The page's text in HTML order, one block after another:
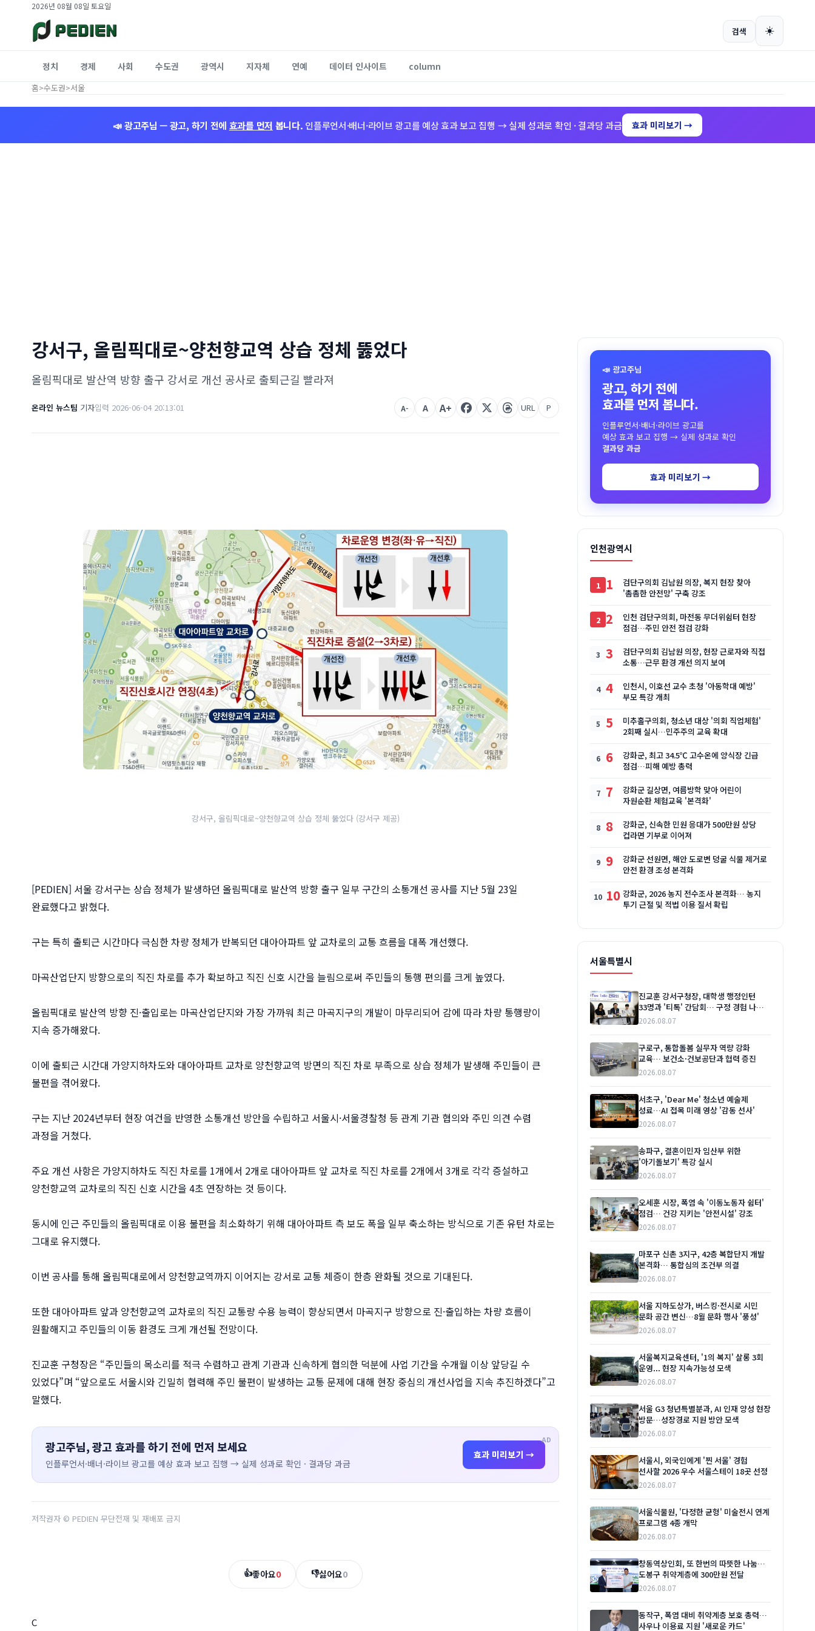
2026년 08월 08일 토요일
검색 ☀️
정치 경제 사회 수도권 광역시 지자체 연예 데이터 인사이트 column
홈>수도권>서울
📣 광고주님 — 광고, 하기 전에 효과를 먼저 봅니다. 인플루언서·배너·라이브 광고를 예상 효과 보고 집행 → 실제 성과로 확인 · 결과당 과금 효과 미리보기 →
강서구, 올림픽대로~양천향교역 상습 정체 뚫었다
올림픽대로 발산역 방향 출구 강서로 개선 공사로 출퇴근길 빨라져
온라인 뉴스팀 기자입력 2026-06-04 20:13:01 A- A A+ URL P
강서구, 올림픽대로~양천향교역 상습 정체 뚫었다 (강서구 제공)
[PEDIEN] 서울 강서구는 상습 정체가 발생하던 올림픽대로 발산역 방향 출구 일부 구간의 소통개선 공사를 지난 5월 23일
완료했다고 밝혔다.
구는 특히 출퇴근 시간마다 극심한 차량 정체가 반복되던 대아아파트 앞 교차로의 교통 흐름을 대폭 개선했다.
마곡산업단지 방향으로의 직진 차로를 추가 확보하고 직진 신호 시간을 늘림으로써 주민들의 통행 편의를 크게 높였다.
올림픽대로 발산역 방향 진·출입로는 마곡산업단지와 가장 가까워 최근 마곡지구의 개발이 마무리되어 감에 따라 차량 통행량이
지속 증가해왔다.
이에 출퇴근 시간대 가양지하차도와 대아아파트 교차로 양천향교역 방면의 직진 차로 부족으로 상습 정체가 발생해 주민들이 큰
불편을 겪어왔다.
구는 지난 2024년부터 현장 여건을 반영한 소통개선 방안을 수립하고 서울시·서울경찰청 등 관계 기관 협의와 주민 의견 수렴
과정을 거쳤다.
주요 개선 사항은 가양지하차도 직진 차로를 1개에서 2개로 대아아파트 앞 교차로 직진 차로를 2개에서 3개로 각각 증설하고
양천향교역 교차로의 직진 신호 시간을 4초 연장하는 것 등이다.
동시에 인근 주민들의 올림픽대로 이용 불편을 최소화하기 위해 대아아파트 측 보도 폭을 일부 축소하는 방식으로 기존 유턴 차로는
그대로 유지했다.
이번 공사를 통해 올림픽대로에서 양천향교역까지 이어지는 강서로 교통 체증이 한층 완화될 것으로 기대된다.
또한 대아아파트 앞과 양천향교역 교차로의 직진 교통량 수용 능력이 향상되면서 마곡지구 방향으로 진·출입하는 차량 흐름이
원활해지고 주민들의 이동 환경도 크게 개선될 전망이다.
진교훈 구청장은 “주민들의 목소리를 적극 수렴하고 관계 기관과 신속하게 협의한 덕분에 사업 기간을 수개월 이상 앞당길 수
있었다”며 “앞으로도 서울시와 긴밀히 협력해 주민 불편이 발생하는 교통 문제에 대해 현장 중심의 개선사업을 지속 추진하겠다”고
말했다.
AD
광고주님, 광고 효과를 하기 전에 먼저 보세요
인플루언서·배너·라이브 광고를 예상 효과 보고 집행 → 실제 성과로 확인 · 결과당 과금
효과 미리보기 →
저작권자 © PEDIEN 무단전재 및 재배포 금지
👍좋아요0 👎싫어요0
C
📣 광고주님
광고, 하기 전에
효과를 먼저 봅니다.
인플루언서·배너·라이브 광고를
예상 효과 보고 집행 → 실제 성과로 확인
결과당 과금
효과 미리보기 →
인천광역시
1
검단구의회 김남원 의장, 복지 현장 찾아
'촘촘한 안전망' 구축 강조
2
인천 검단구의회, 마전동 무더위쉼터 현장
점검…주민 안전 점검 강화
3
검단구의회 김남원 의장, 현장 근로자와 직접
소통…근무 환경 개선 의지 보여
4
인천시, 이호선 교수 초청 '아동학대 예방'
부모 특강 개최
5
미추홀구의회, 청소년 대상 '의회 직업체험'
2회째 실시…민주주의 교육 확대
6
강화군, 최고 34.5℃ 고수온에 양식장 긴급
점검…피해 예방 총력
7
강화군 길상면, 여름방학 맞아 어린이
자원순환 체험교육 '본격화'
8
강화군, 신속한 민원 응대가 500만원 상당
컵라면 기부로 이어져
9
강화군 선원면, 해안 도로변 덩굴 식물 제거로
안전 환경 조성 본격화
10 강화군, 2026 농지 전수조사 본격화… 농지
투기 근절 및 적법 이용 질서 확립
서울특별시
진교훈 강서구청장, 대학생 행정인턴
33명과 '티톡' 간담회… 구정 경험 나누고
소통 강화
2026.08.07
구로구, 통합돌봄 실무자 역량 강화
교육… 보건소·건보공단과 협력 증진
2026.08.07
서초구, 'Dear Me' 청소년 예술제
성료…AI 접목 미래 영상 '감동 선사'
2026.08.07
송파구, 결혼이민자 임산부 위한
'아기돌보기' 특강 실시
2026.08.07
오세훈 시장, 폭염 속 '이동노동자 쉼터'
점검… 건강 지키는 '안전시설' 강조
2026.08.07
마포구 신촌 3지구, 42층 복합단지 개발
본격화… 통합심의 조건부 의결
2026.08.07
서울 지하도상가, 버스킹·전시로 시민
문화 공간 변신…8월 문화 행사 '풍성'
2026.08.07
서울복지교육센터, '1의 복지' 살롱 3회
운영... 현장 지속가능성 모색
2026.08.07
서울 G3 청년특별분과, AI 인재 양성 현장
방문…성장경로 지원 방안 모색
2026.08.07
서울시, 외국인에게 '찐 서울' 경험
선사할 2026 우수 서울스테이 18곳 선정
2026.08.07
서울식물원, '다정한 균형' 미술전시 연계
프로그램 4종 개막
2026.08.07
창동역상인회, 또 한번의 따뜻한 나눔…
도봉구 취약계층에 300만원 전달
2026.08.07
동작구, 폭염 대비 취약계층 보호 총력…
사우나 이용료 지원 '새로운 카드'